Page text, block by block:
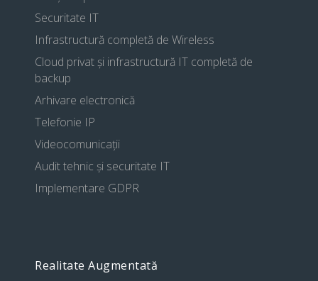
Securitate IT
Infrastructură completă de Wireless
Cloud privat și infrastructură IT completă de
backup
Arhivare electronică
Telefonie IP
Videocomunicații
Audit tehnic și securitate IT
Implementare GDPR
Realitate Augmentată